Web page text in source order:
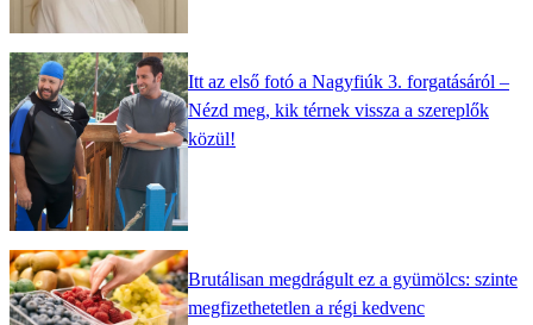
Itt az első fotó a Nagyfiúk 3. forgatásáról –
Nézd meg, kik térnek vissza a szereplők
közül!
Brutálisan megdrágult ez a gyümölcs: szinte
megfizethetetlen a régi kedvenc